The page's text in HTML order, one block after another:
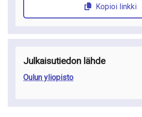
Kopioi linkki
Julkaisutiedon lähde
Oulun yliopisto